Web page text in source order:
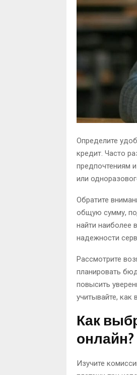
Определите
кредит. Часто
предпочтениям
или
Обратите
общую сумму,
найти наиболее
надежности
Рассмотрите
планировать
повысить
учитывайте,
Как
онлайн?
Изучите